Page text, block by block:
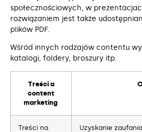
społecznościowych, w
rozwiązaniem jest także
plików PDF.
Wśród innych rodzajów contentu
katalogi, foldery, broszury itp.
Treści a
content
marketing
Treści na
Uzyskanie